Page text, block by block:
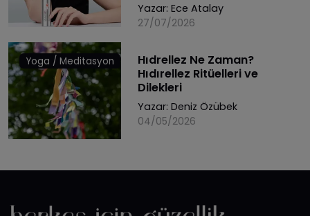
Yazar: Ece Atalay
27/07/2026
Yoga / Meditasyon
Hıdrellez Ne Zaman?
Hıdırellez Ritüelleri ve
Dilekleri
Yazar: Deniz Özübek
04/05/2026